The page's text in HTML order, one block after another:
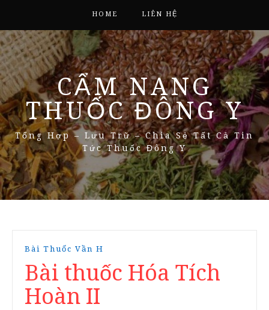
HOME LIÊN HỆ
CẨM NANG
THUỐC ĐÔNG Y
Tổng Hợp – Lưu Trữ – Chia Sẻ Tất Cả Tin
Tức Thuốc Đông Y
Bài Thuốc Vần H
Bài thuốc Hóa Tích
Hoàn II